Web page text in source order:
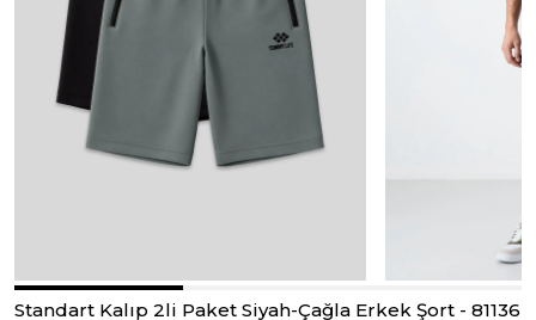
Standart Kalıp 2li Paket Siyah-Çağla Erkek Şort - 81136